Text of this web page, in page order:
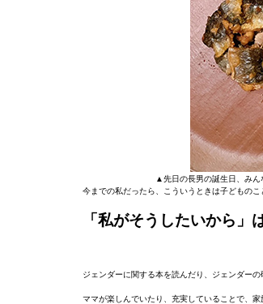
▲先日の長男の誕生日、みん
今までの私だったら、こういうときは子どもの
「私がそうしたいから」
ジェンダーに関する本を読んだり、ジェンダー
ママが楽しんでいたり、充実していることで、